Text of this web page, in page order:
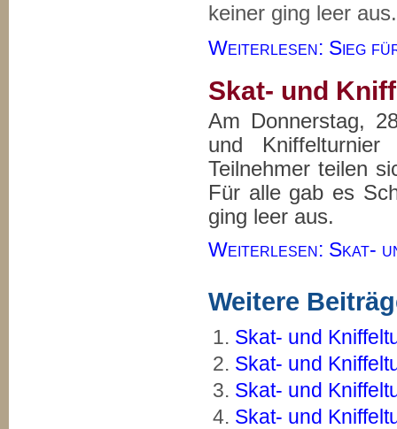
keiner ging leer aus.
Weiterlesen: Sieg
Skat- und
Am Donnerstag,
und
Teilnehmer teilen
Für alle gab es
ging leer aus.
Weiterlesen: Skat-
Weitere
Skat- und
Skat- und
Skat- und
Skat- und